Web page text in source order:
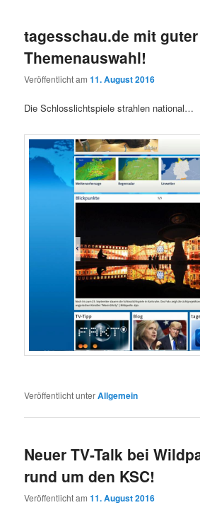
tagesschau.de mit guter
Themenauswahl!
Veröffentlicht am11. August 2016
Die Schlosslichtspiele strahlen national…
Veröffentlicht unterAllgemein
Neuer TV-Talk bei
rund um den KSC!
Veröffentlicht am11. August 2016